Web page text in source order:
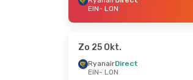
- Do 29 Okt.
EIN- LON
Zo 25 Okt.
RyanairDirect
EIN- LON